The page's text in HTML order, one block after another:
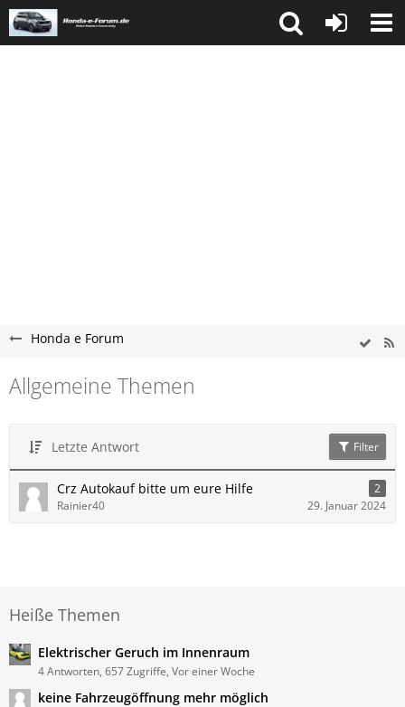
Honda e Forum
Allgemeine Themen
Letzte Antwort Filter
Crz Autokauf bitte um eure Hilfe
2
Rainier40
29. Januar 2024
Heiße Themen
Elektrischer Geruch im Innenraum
4 Antworten, 657 Zugriffe, Vor einer Woche
keine Fahrzeugöffnung mehr möglich